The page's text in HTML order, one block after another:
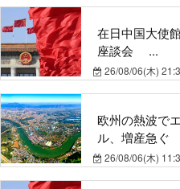
在日中国大使
座談会 ...
26/08/06(木)
欧州の熱波で
ル、増産急ぐ
26/08/06(木)